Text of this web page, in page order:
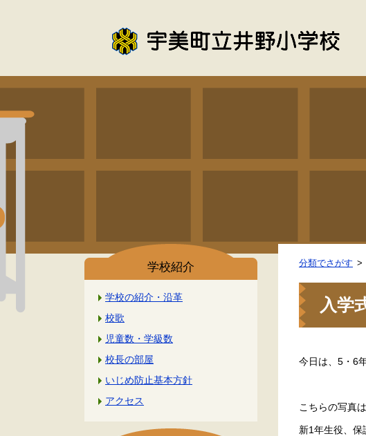
学校紹介
学校の紹介・沿革
校歌
児童数・学級数
校長の部屋
いじめ防止基本方針
アクセス
分類でさがす
入学
今日は、5・6
こちらの写真
新1年生役、保